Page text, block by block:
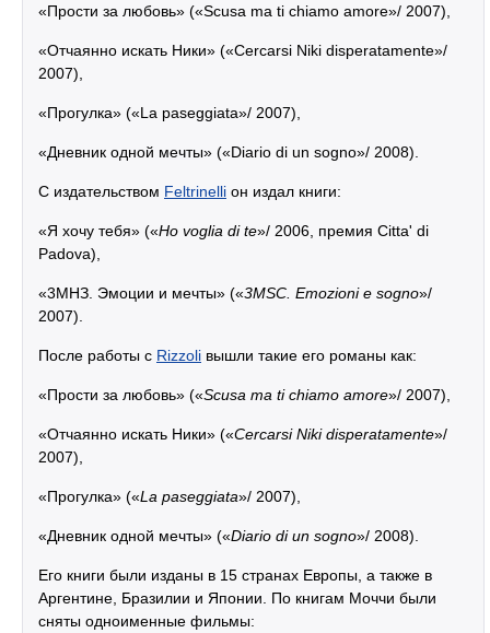
«Прости за любовь» («Scusa ma ti chiamo amore»/ 2007),
«Отчаянно искать Ники» («Cercarsi Niki disperatamente»/
2007),
«Прогулка» («La paseggiata»/ 2007),
«Дневник одной мечты» («Diario di un sogno»/ 2008).
С издательством Feltrinelli он издал книги:
«Я хочу тебя» («Ho voglia di te»/ 2006, премия Citta' di
Padova),
«3МНЗ. Эмоции и мечты» («3MSC. Emozioni e sogno»/
2007).
После работы с Rizzoli вышли такие его романы как:
«Прости за любовь» («Scusa ma ti chiamo amore»/ 2007),
«Отчаянно искать Ники» («Cercarsi Niki disperatamente»/
2007),
«Прогулка» («La paseggiata»/ 2007),
«Дневник одной мечты» («Diario di un sogno»/ 2008).
Его книги были изданы в 15 странах Европы, а также в
Аргентине, Бразилии и Японии. По книгам Моччи были
сняты одноименные фильмы: